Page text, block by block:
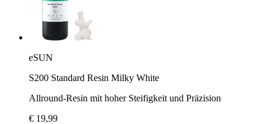
eSUN
S200 Standard Resin Milky White
Allround-Resin mit hoher Steifigkeit und Präzision
€ 19,99